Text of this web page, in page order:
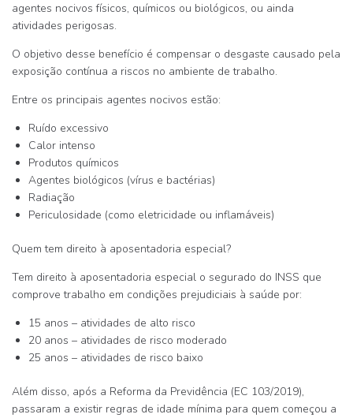
agentes nocivos físicos, químicos ou biológicos, ou ainda
atividades perigosas.
O objetivo desse benefício é compensar o desgaste causado pela
exposição contínua a riscos no ambiente de trabalho.
Entre os principais agentes nocivos estão:
Ruído excessivo
Calor intenso
Produtos químicos
Agentes biológicos (vírus e bactérias)
Radiação
Periculosidade (como eletricidade ou inflamáveis)
Quem tem direito à aposentadoria especial?
Tem direito à aposentadoria especial o segurado do INSS que
comprove trabalho em condições prejudiciais à saúde por:
15 anos – atividades de alto risco
20 anos – atividades de risco moderado
25 anos – atividades de risco baixo
Além disso, após a Reforma da Previdência (EC 103/2019),
passaram a existir regras de idade mínima para quem começou a